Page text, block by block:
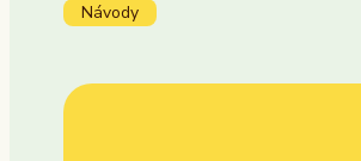
Návody